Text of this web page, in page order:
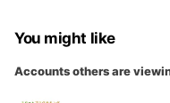
You might like
Accounts others are